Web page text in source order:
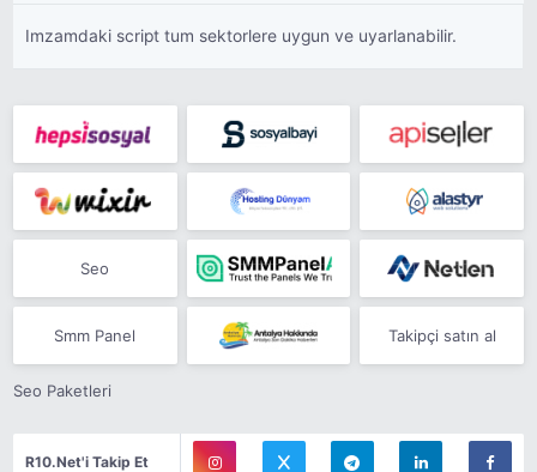
Imzamdaki script tum sektorlere uygun ve uyarlanabilir.
Seo
Smm Panel Takipçi satın al
Seo Paketleri
R10.Net'i Takip Et